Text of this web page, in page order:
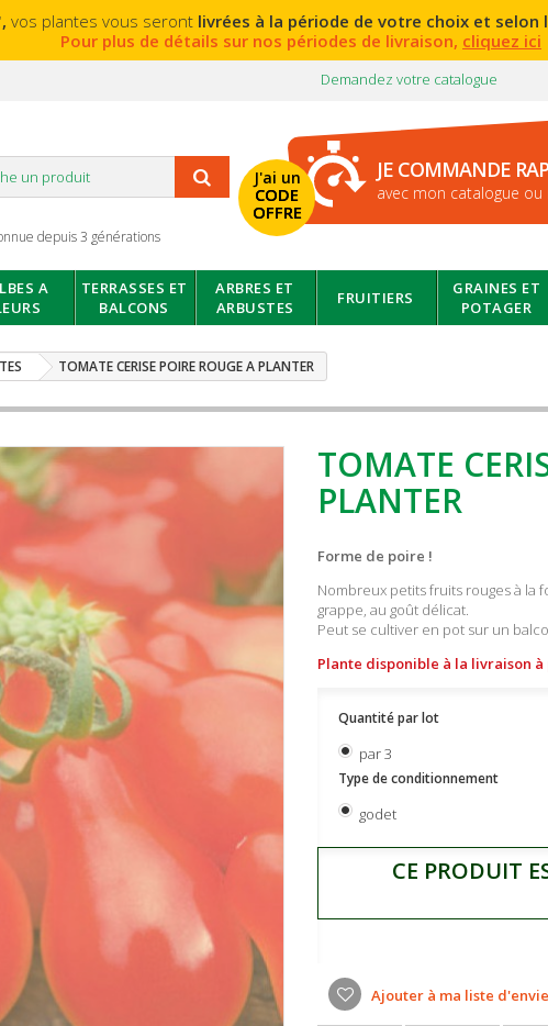
vos plantes vous seront livrées à la période de votre choix et
Pour plus de détails sur nos périodes de livraison, cliquez ici
Demandez votre catalogue
depuis 3 générations
J'ai un
CODE
OFFRE
JE COMMANDE
avec mon catalogue
A
TERRASSES ET
BALCONS
ARBRES ET
ARBUSTES
FRUITIERS
GRAINES ET
POTAGER
TOMATE CERISE POIRE ROUGE A PLANTER
TOMATE
PLANTER
Forme de poire !
Nombreux petits fruits rouges à la
grappe, au goût délicat.
Peut se cultiver en pot sur un
Plante disponible à la livraison
Quantité par lot
par 3
Type de conditionnement
godet
CE PRODUIT
Ajouter à ma liste